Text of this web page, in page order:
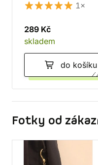
1×
289 Kč
skladem
do košíku
Fotky od